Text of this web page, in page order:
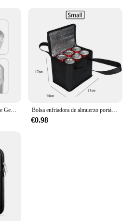
Mini luz LED UV para uñas de Gel, lámpara de uñas portátil recargable por USB, secador de uñas de secado rápido para curado de esmalte de uñas de Gel Bolsa enfriadora de almuerzo portátil, aislamiento plegable, paquete de hielo para Picnic, bolsa térmica para alimentos, portabebés, bolsas aisladas, bolsa de entrega de alimentos
€0.98